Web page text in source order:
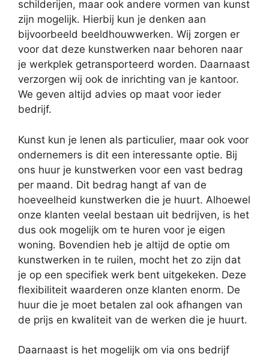
schilderijen, maar ook andere vormen van kunst
zijn mogelijk. Hierbij kun je denken aan
bijvoorbeeld beeldhouwwerken. Wij zorgen er
voor dat deze kunstwerken naar behoren naar
je werkplek getransporteerd worden. Daarnaast
verzorgen wij ook de inrichting van je kantoor.
We geven altijd advies op maat voor ieder
bedrijf.
Kunst kun je lenen als particulier, maar ook voor
ondernemers is dit een interessante optie. Bij
ons huur je kunstwerken voor een vast bedrag
per maand. Dit bedrag hangt af van de
hoeveelheid kunstwerken die je huurt. Alhoewel
onze klanten veelal bestaan uit bedrijven, is het
dus ook mogelijk om te huren voor je eigen
woning. Bovendien heb je altijd de optie om
kunstwerken in te ruilen, mocht het zo zijn dat
je op een specifiek werk bent uitgekeken. Deze
flexibiliteit waarderen onze klanten enorm. De
huur die je moet betalen zal ook afhangen van
de prijs en kwaliteit van de werken die je huurt.
Daarnaast is het mogelijk om via ons bedrijf